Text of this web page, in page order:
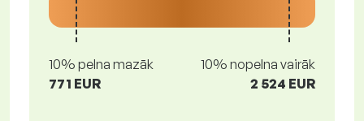
10% pelna mazāk
771 EUR
10% nopelna vairāk
2 524 EUR